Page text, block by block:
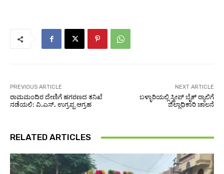
PREVIOUS ARTICLE
ರಾಮಮಂದಿರ ದೇಣಿಗೆ ಹಗರಣದ ತನಿಖೆ
ನಡೆಯಲಿ: ವಿ.ಎಸ್. ಉಗ್ರಪ್ಪ ಆಗ್ರಹ
NEXT ARTICLE
ಬಳ್ಳಾರಿಯಲ್ಲಿ ಸ್ವೀಪ್ ಬೈಕ್ ರ‍್ಯಾಲಿಗೆ
ಜಿಲ್ಲಾಧಿಕಾರಿ ಚಾಲನೆ
RELATED ARTICLES